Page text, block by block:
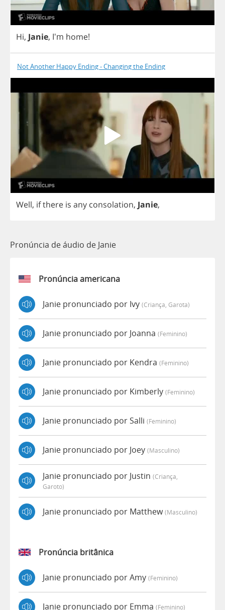
Hi, Janie, I'm home!
Not Another Happy Ending - Changing the Ending
Well, ifthere is any consolation, Janie,
Pronúncia de áudio de Janie
Pronúncia americana
Janie pronunciado por Ivy (criança, Garota)
Janie pronunciado por Joanna (feminino)
Janie pronunciado por Kendra (feminino)
Janie pronunciado por Kimberly (feminino)
Janie pronunciado por Salli (feminino)
Janie pronunciado por Joey (masculino)
Janie pronunciado por Justin (criança,
Garoto)
Janie pronunciado por Matthew(masculino)
Pronúncia britânica
Janie pronunciado por Amy (feminino)
Janie pronunciado por Emma (feminino)